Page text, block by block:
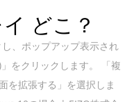
どこ？
、ポップアップ表示され
をクリックします。 「複
を拡張する」を選択しま